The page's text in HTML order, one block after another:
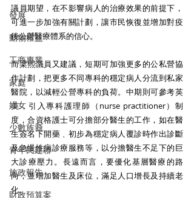
發展
動物權益
工商專業
家庭
婦女
少數族裔
青年民建聯
施政報告
財政預算案
議員期望，在不影響病人的治療效果的前提下，
可進一步加強有關計劃，讓市民恢復並增加對疫
後公營醫療體系的信心。
而梁熙議員又建議，短期可加強更多的公私營協
作計劃，把更多不同專科的穩定病人分流到私家
醫院，以減輕公營專科的負荷。中期則可參考英
美，引入專科護理師（nurse practitioner）制
度，合資格護士可分擔部分醫生的工作，如在醫
生簽名下開藥﹑初步為穩定病人覆診時作出診斷
及急慢性病診療服務等，以分擔醫生不足下的巨
大診療壓力。長遠而言，要優化基層醫療的路
向，並增加醫生及床位，滿足人口增長及持續老
化。